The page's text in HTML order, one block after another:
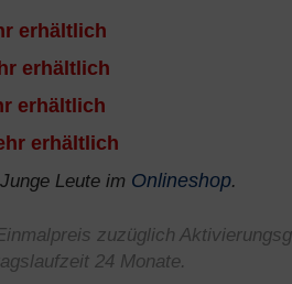
erhältlich
erhältlich
erhältlich
erhältlich
Leute im Onlineshop.
zuzüglich
24 Monate.